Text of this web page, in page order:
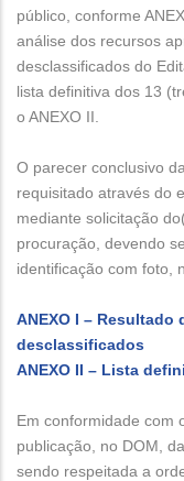
público, conforme
análise dos recursos
desclassificados do
lista definitiva dos 13
o ANEXO II.
O parecer conclusivo
requisitado através do
mediante solicitação
procuração, devendo
identificação com foto,
ANEXO I –
desclassificados
ANEXO II – Lista
Em conformidade com
publicação, no DOM,
sendo respeitada a